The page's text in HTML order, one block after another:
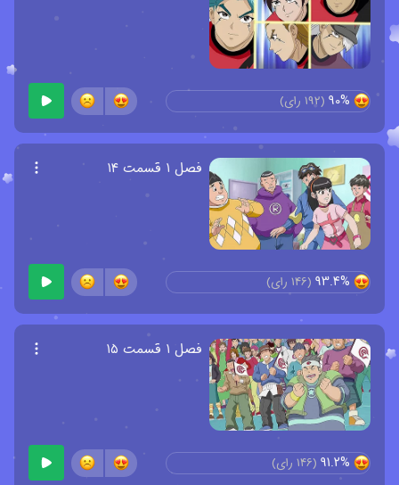
90%
(
192 رای)
فصل ۱ قسمت ۱۴
93.4%
(
146 رای)
فصل ۱ قسمت ۱۵
91.2%
(
146 رای)